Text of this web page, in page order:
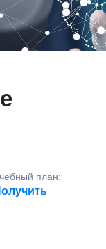
план: